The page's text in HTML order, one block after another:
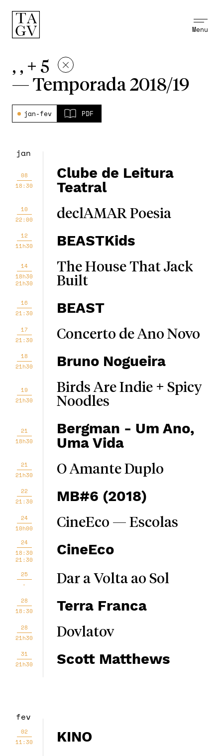
Menu
, , + 5
— Temporada 2018/19
jan-fev PDF
jan
08
18:30
Clube de Leitura
Teatral
10
22:00
declAMAR Poesia
12
11h30
BEASTKids
14
18h30
21h30
The House That Jack
Built
16
21:30
BEAST
17
21:30
Concerto de Ano Novo
18
21h30
Bruno Nogueira
19
21h30
Birds Are Indie + Spicy
Noodles
21
18h30
Bergman - Um Ano,
Uma Vida
21
21h30
O Amante Duplo
22
21:30
MB#6 (2018)
24
10h00
CineEco — Escolas
24
18:30
21:30
CineEco
25
-
Dar a Volta ao Sol
28
18:30
Terra Franca
28
21h30
Dovlatov
31
21h30
Scott Matthews
fev
02
11:30
KINO